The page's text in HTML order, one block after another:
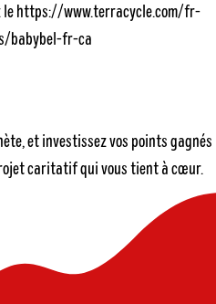
le https://www.terracycle.com/fr-
babybel-fr-ca
et investissez vos points gagnés
caritatif qui vous tient à cœur.